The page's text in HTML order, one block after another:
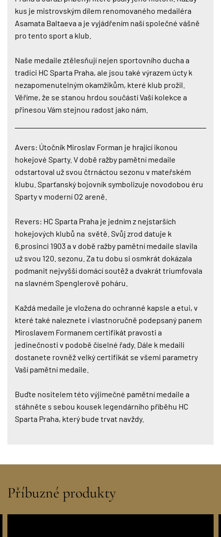
kus je mistrovským dílem renomovaného medailéra
Asamata Baltaeva a je vyjádřením naší společné vášně
pro tento sport a klub.
Naše medaile ztělesňují nejen sportovního ducha a
tradici HC Sparta Praha, ale jsou také výrazem úcty k
nezapomenutelným okamžikům, které klub prožil.
Věříme, že se stanou hrdou součástí Vaší kolekce a
přinesou Vám stejnou radost jako nám.
Avers: Útočník Miroslav Forman je hrající ikonou
hokejové Sparty. V době ražby pamětní medaile
odstartoval už svou čtrnáctou sezonu v mateřském
klubu. Sparťanský bojovník symbolizuje novodobou éru
Sparty v moderní O2 areně.
Revers: HC Sparta Praha je jedním z nejstarších
hokejových klubů na světě. Svůj zrod datuje k
6.prosinci 1903 a v době ražby pamětní medaile slavila
už svou 120. sezonu. Za tu dobu si osmkrát dokázala
podmanit nejvyšší domácí soutěž a dvakrát triumfovala
na slavném Spenglerově poháru.
Každá medaile je vložena do ochranné kapsle a etui, v
které také naleznete i vlastnoručně podepsaný panem
Miroslavem Formanem certifikát pravosti a
jedinečnosti v podobě číselné řady. Dále k medaili
dostanete rovněž velký certifikát se všemi parametry
Vaší pamětní medaile.
Buďte nositelem této výjimečné pamětní medaile a
stáhněte s sebou kousek legendárního příběhu HC
Sparta Praha, který bude trvat navždy.
Příbuzné produkty